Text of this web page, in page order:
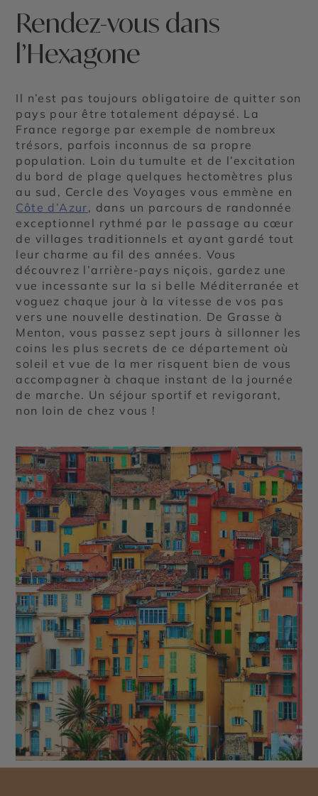
Rendez-vous dans
l’Hexagone
Il n’est pas toujours obligatoire de quitter son
pays pour être totalement dépaysé. La
France regorge par exemple de nombreux
trésors, parfois inconnus de sa propre
population. Loin du tumulte et de l’excitation
du bord de plage quelques hectomètres plus
au sud, Cercle des Voyages vous emmène en
Côte d’Azur, dans un parcours de randonnée
exceptionnel rythmé par le passage au cœur
de villages traditionnels et ayant gardé tout
leur charme au fil des années. Vous
découvrez l’arrière-pays niçois, gardez une
vue incessante sur la si belle Méditerranée et
voguez chaque jour à la vitesse de vos pas
vers une nouvelle destination. De Grasse à
Menton, vous passez sept jours à sillonner les
coins les plus secrets de ce département où
soleil et vue de la mer risquent bien de vous
accompagner à chaque instant de la journée
de marche. Un séjour sportif et revigorant,
non loin de chez vous !
©